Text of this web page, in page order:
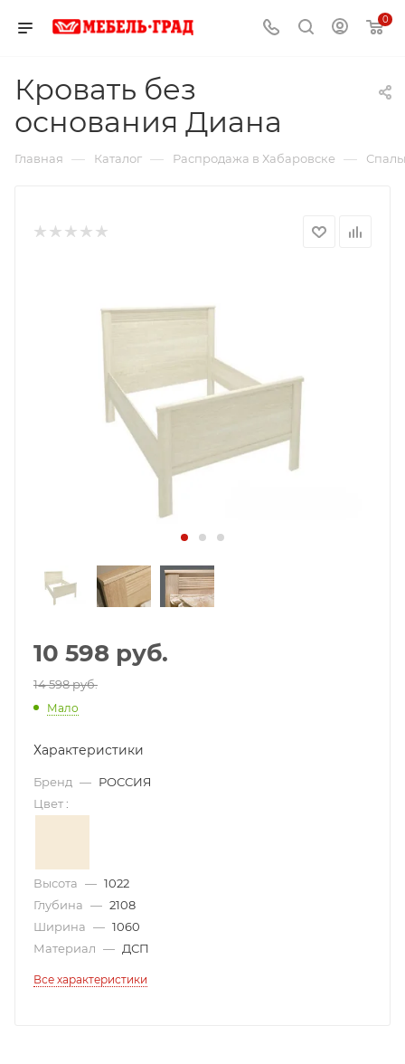
0
Кровать без
основания Диана
Главная — Каталог — Распродажа в Хабаровске —
10 598 руб.
14 598 руб.
Мало
Характеристики
Бренд — РОССИЯ
Цвет :
Высота — 1022
Глубина — 2108
Ширина — 1060
Материал — ДСП
Все характеристики